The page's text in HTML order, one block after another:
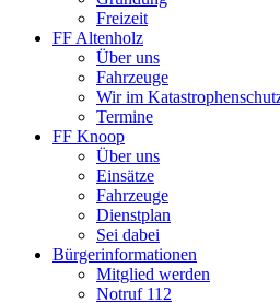
Freizeit
FF Altenholz
Über uns
Fahrzeuge
Wir im
Termine
FF Knoop
Über uns
Einsätze
Fahrzeuge
Dienstplan
Sei dabei
Bürgerinformationen
Mitglied werden
Notruf 112